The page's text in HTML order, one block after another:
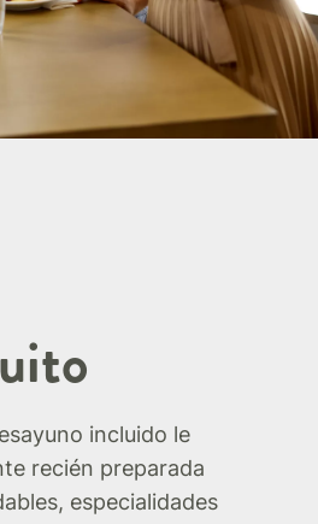
incluido le
recién preparada
especialidades